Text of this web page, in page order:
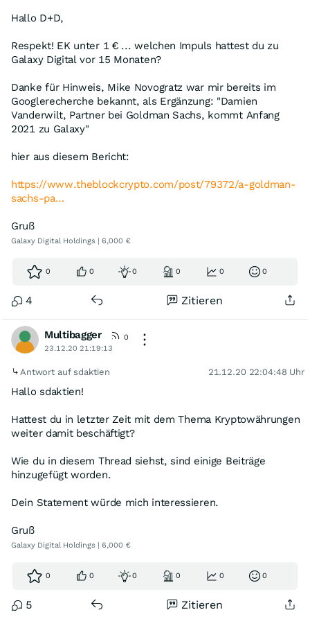
Hallo D+D,
Respekt! EK unter 1 € ... welchen Impuls hattest du zu
Galaxy Digital vor 15 Monaten?
Danke für Hinweis, Mike Novogratz war mir bereits im
Googlerecherche bekannt, als Ergänzung: "Damien
Vanderwilt, Partner bei Goldman Sachs, kommt Anfang
2021 zu Galaxy"
hier aus diesem Bericht:
https://www.theblockcrypto.com/post/79372/a-goldman-
sachs-pa…
Gruß
Galaxy Digital Holdings | 6,000 €
0 0 0 0 0 0
4 Zitieren
Multibagger
0
23.12.20 21:19:13
Antwort auf sdaktien 21.12.20 22:04:48 Uhr
Hallo sdaktien!
Hattest du in letzter Zeit mit dem Thema Kryptowährungen
weiter damit beschäftigt?
Wie du in diesem Thread siehst, sind einige Beiträge
hinzugefügt worden.
Dein Statement würde mich interessieren.
Gruß
Galaxy Digital Holdings | 6,000 €
0 0 0 0 0 0
5 Zitieren